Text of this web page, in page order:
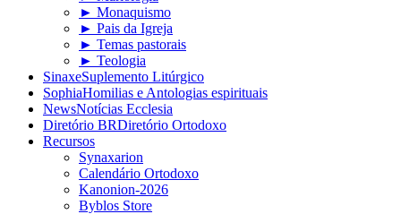
► Monaquismo
► Pais da Igreja
► Temas pastorais
► Teologia
SinaxeSuplemento Litúrgico
SophiaHomilias e Antologias espirituais
NewsNotícias Ecclesia
Diretório BRDiretório Ortodoxo
Recursos
Synaxarion
Calendário Ortodoxo
Kanonion-2026
Byblos Store